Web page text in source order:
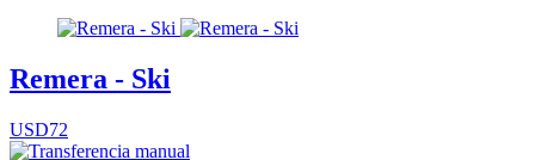
Remera - Ski
USD72